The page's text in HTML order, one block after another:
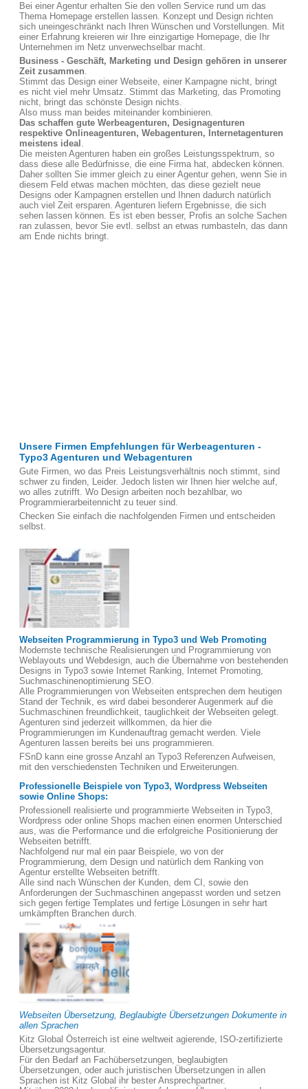
Bei einer Agentur erhalten Sie den vollen Service rund um das
Thema Homepage erstellen lassen. Konzept und Design richten
sich uneingeschränkt nach Ihren Wünschen und Vorstellungen. Mit
einer Erfahrung kreieren wir Ihre einzigartige Homepage, die Ihr
Unternehmen im Netz unverwechselbar macht.
Business - Geschäft, Marketing und Design gehören in unserer
Zeit zusammen.
Stimmt das Design einer Webseite, einer Kampagne nicht, bringt
es nicht viel mehr Umsatz. Stimmt das Marketing, das Promoting
nicht, bringt das schönste Design nichts.
Also muss man beides miteinander kombinieren.
Das schaffen gute Werbeagenturen, Designagenturen
respektive Onlineagenturen, Webagenturen, Internetagenturen
meistens ideal .
Die meisten Agenturen haben ein großes Leistungsspektrum, so
dass diese alle Bedürfnisse, die eine Firma hat, abdecken können.
Daher sollten Sie immer gleich zu einer Agentur gehen, wenn Sie in
diesem Feld etwas machen möchten, das diese gezielt neue
Designs oder Kampagnen erstellen und Ihnen dadurch natürlich
auch viel Zeit ersparen. Agenturen liefern Ergebnisse, die sich
sehen lassen können. Es ist eben besser, Profis an solche Sachen
ran zulassen, bevor Sie evtl. selbst an etwas rumbasteln, das dann
am Ende nichts bringt.
Unsere Firmen Empfehlungen für Werbeagenturen -
Typo3 Agenturen und Webagenturen
Gute Firmen, wo das Preis Leistungsverhältnis noch stimmt, sind
schwer zu finden, Leider. Jedoch listen wir Ihnen hier welche auf,
wo alles zutrifft. Wo Design arbeiten noch bezahlbar, wo
Programmierarbeitennicht zu teuer sind.
Checken Sie einfach die nachfolgenden Firmen und entscheiden
selbst.
Webseiten Programmierung in Typo3 und Web Promoting
Modernste technische Realisierungen und Programmierung von
Weblayouts und Webdesign, auch die Übernahme von bestehenden
Designs in Typo3 sowie Internet Ranking, Internet Promoting,
Suchmaschinenoptimierung SEO.
Alle Programmierungen von Webseiten entsprechen dem heutigen
Stand der Technik, es wird dabei besonderer Augenmerk auf die
Suchmaschinen freundlichkeit, tauglichkeit der Webseiten gelegt.
Agenturen sind jederzeit willkommen, da hier die
Programmierungen im Kundenauftrag gemacht werden. Viele
Agenturen lassen bereits bei uns programmieren.
FSnD kann eine grosse Anzahl an Typo3 Referenzen Aufweisen,
mit den verschiedensten Techniken und Erweiterungen.
Professionelle Beispiele von Typo3, Wordpress Webseiten
sowie Online Shops:
Professionell realisierte und programmierte Webseiten in Typo3,
Wordpress oder online Shops machen einen enormen Unterschied
aus, was die Performance und die erfolgreiche Positionierung der
Webseiten betrifft.
Nachfolgend nur mal ein paar Beispiele, wo von der
Programmierung, dem Design und natürlich dem Ranking von
Agentur erstellte Webseiten betrifft.
Alle sind nach Wünschen der Kunden, dem CI, sowie den
Anforderungen der Suchmaschinen angepasst worden und setzen
sich gegen fertige Templates und fertige Lösungen in sehr hart
umkämpften Branchen durch.
Webseiten Übersetzung, Beglaubigte Übersetzungen Dokumente in
allen Sprachen
Kitz Global Österreich ist eine weltweit agierende, ISO-zertifizierte
Übersetzungsagentur.
Für den Bedarf an Fachübersetzungen, beglaubigten
Übersetzungen, oder auch juristischen Übersetzungen in allen
Sprachen ist Kitz Global ihr bester Ansprechpartner.